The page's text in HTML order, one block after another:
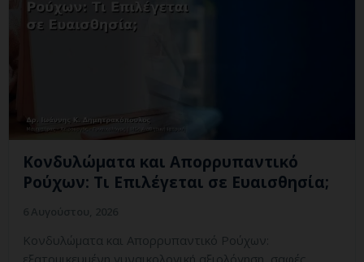
Κονδυλώματα και Απορρυπαντικό
Ρούχων: Τι Επιλέγεται σε Ευαισθησία;
Κονδυλώματα και Απορρυπαντικό Ρούχων: